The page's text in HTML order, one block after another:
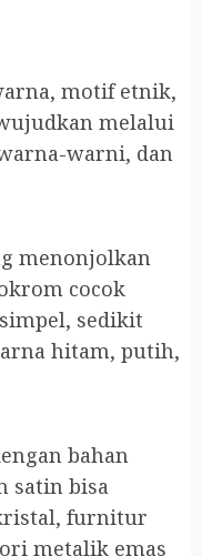
motif etnik,
melalui
warni, dan
menonjolkan
cocok
sedikit
hitam, putih,
bahan
satin bisa
furnitur
metalik emas